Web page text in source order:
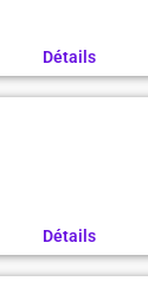
Détails
Détails